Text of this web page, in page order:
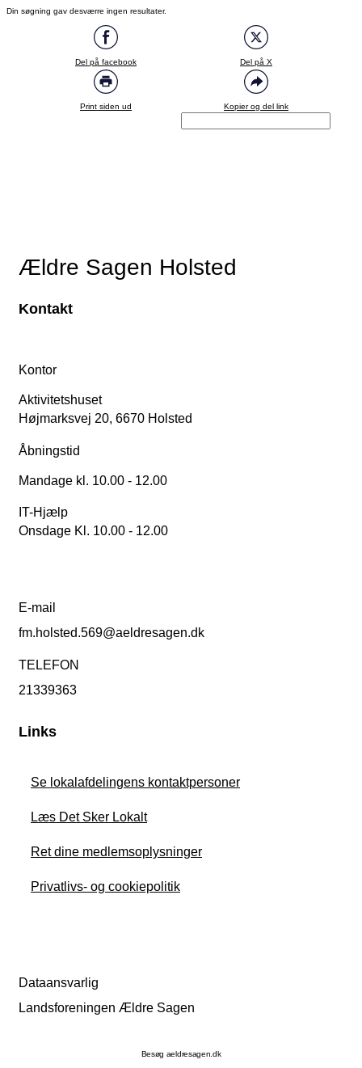
Din søgning gav desværre ingen resultater.
Del på facebook Del på X
Print siden ud Kopier og del link
Ældre Sagen Holsted
Kontakt
Kontor
Aktivitetshuset
Højmarksvej 20, 6670 Holsted
Åbningstid
Mandage kl. 10.00 - 12.00
IT-Hjælp
Onsdage Kl. 10.00 - 12.00
E-mail
fm.holsted.569@aeldresagen.dk
TELEFON
21339363
Links
Se lokalafdelingens kontaktpersoner
Læs Det Sker Lokalt
Ret dine medlemsoplysninger
Privatlivs- og cookiepolitik
Dataansvarlig
Landsforeningen Ældre Sagen
Besøg aeldresagen.dk